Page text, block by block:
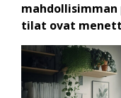
tilat ovat